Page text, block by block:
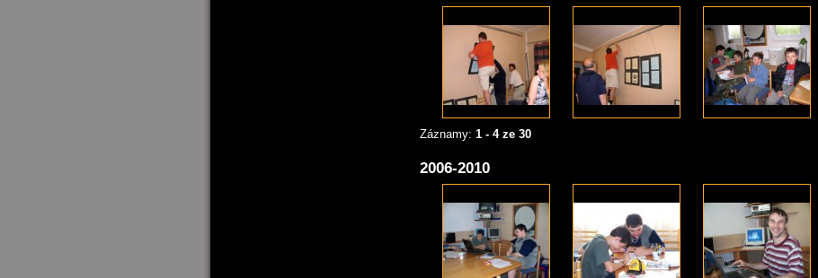
Záznamy: 1 - 4 ze 30
2006-2010